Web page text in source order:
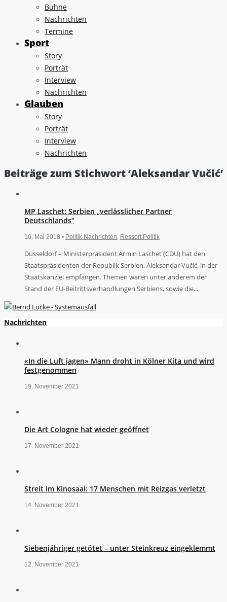
Bühne
Nachrichten
Termine
Sport
Story
Porträt
Interview
Nachrichten
Glauben
Story
Porträt
Interview
Nachrichten
Beiträge zum Stichwort ‘Aleksandar Vučić’
MP Laschet: Serbien „verlässlicher Partner
Deutschlands“
16. Mai 2018 • Politik Nachrichten Ressort Politik
Düsseldorf – Ministerpräsident Armin Laschet (CDU) hat den
Staatspräsidenten der Republik Serbien, Aleksandar Vučić, in der
Staatskanzlei empfangen. Themen waren unter anderem der
Stand der EU-Beitrittsverhandlungen Serbiens, sowie die...
Nachrichten
«In die Luft jagen» Mann droht in Kölner Kita und wird
festgenommen
19. November 2021
Die Art Cologne hat wieder geöffnet
17. November 2021
Streit im Kinosaal: 17 Menschen mit Reizgas verletzt
14. November 2021
Siebenjähriger getötet – unter Steinkreuz eingeklemmt
12. November 2021